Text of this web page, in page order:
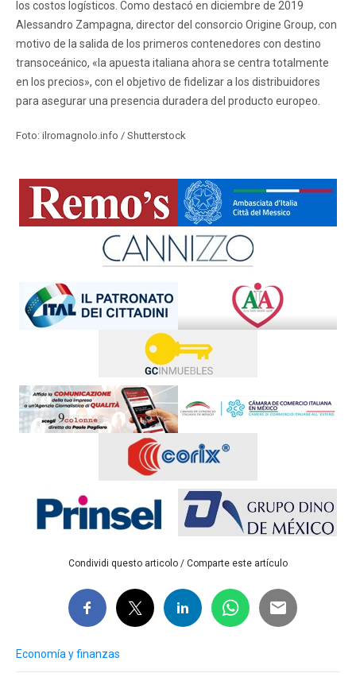
los costos logísticos. Como destacó en diciembre de 2019
Alessandro Zampagna, director del consorcio Origine Group, con
motivo de la salida de los primeros contenedores con destino
transoceánico, «la apuesta italiana ahora se centra totalmente
en los precios», con el objetivo de fidelizar a los distribuidores
para asegurar una presencia duradera del producto europeo.
Foto: ilromagnolo.info / Shutterstock
Condividi questo articolo / Comparte este artículo
Economía y finanzas